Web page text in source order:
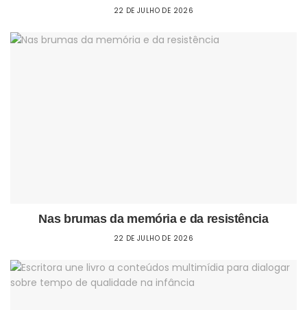
22 DE JULHO DE 2026
Nas brumas da memória e da resistência
22 DE JULHO DE 2026